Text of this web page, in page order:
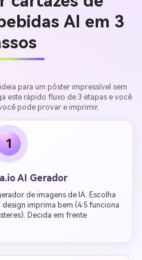
AI em 3
para um pôster impressível sem
este rápido fluxo de 3 etapas e você
pode provar e imprimir.
1
AI Gerador
de imagens de IA. Escolha
imprima bem (4:5 funciona
Decida em frente